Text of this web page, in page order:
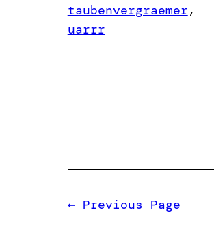
taubenvergraemer
uarrr
← Previous Page